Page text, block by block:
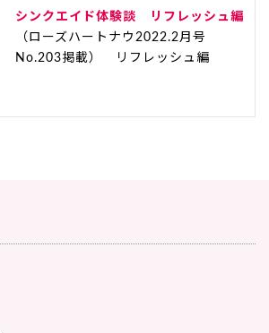
シンクエイド体験談 リフレッシュ編
（ローズハートナウ2022.2月号
No.203掲載） リフレッシュ編